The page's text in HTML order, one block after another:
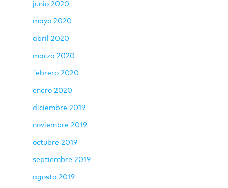
junio 2020
mayo 2020
abril 2020
marzo 2020
febrero 2020
enero 2020
diciembre 2019
noviembre 2019
octubre 2019
septiembre 2019
agosto 2019